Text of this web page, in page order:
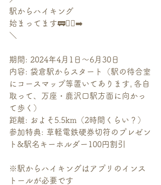
駅からハイキング
始まってます🚃🏃‍♂️‍➡️
＼
期間: 2024年4月1日〜6月30日
内容: 袋倉駅からスタート（駅の待合室
にコースマップ等置いてあります｡各自
取って、万座・鹿沢口駅方面に向かっ
て歩く）
距離: およそ5.5km（2時間くらい？）
参加特典: 草軽電鉄硬券切符のプレゼン
ト&駅名キーホルダー100円割引
※駅からハイキングはアプリのインス
トールが必要です